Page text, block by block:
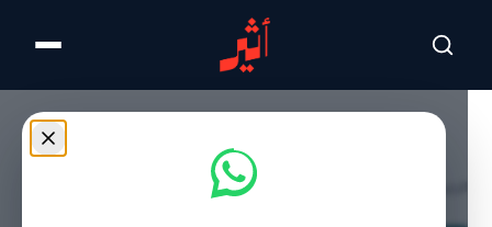
تخطى للمحتوى الرئيسي
تفاصيل الخبر